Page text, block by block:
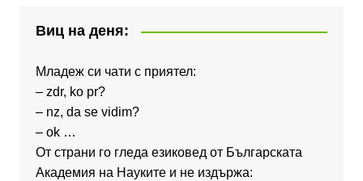
Виц на деня:
Младеж си чати с приятел:
– zdr, ko pr?
– nz, da se vidim?
– ok …
От страни го гледа езиковед от Българската
Академия на Науките и не издържа: